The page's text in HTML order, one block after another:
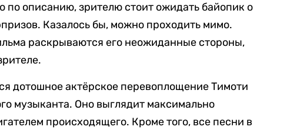
по описанию, зрителю стоит ожидать байопик о
Казалось бы, можно проходить мимо.
раскрываются его неожиданные стороны,
дотошное актёрское перевоплощение Тимоти
музыканта. Оно выглядит максимально
происходящего. Кроме того, все песни в